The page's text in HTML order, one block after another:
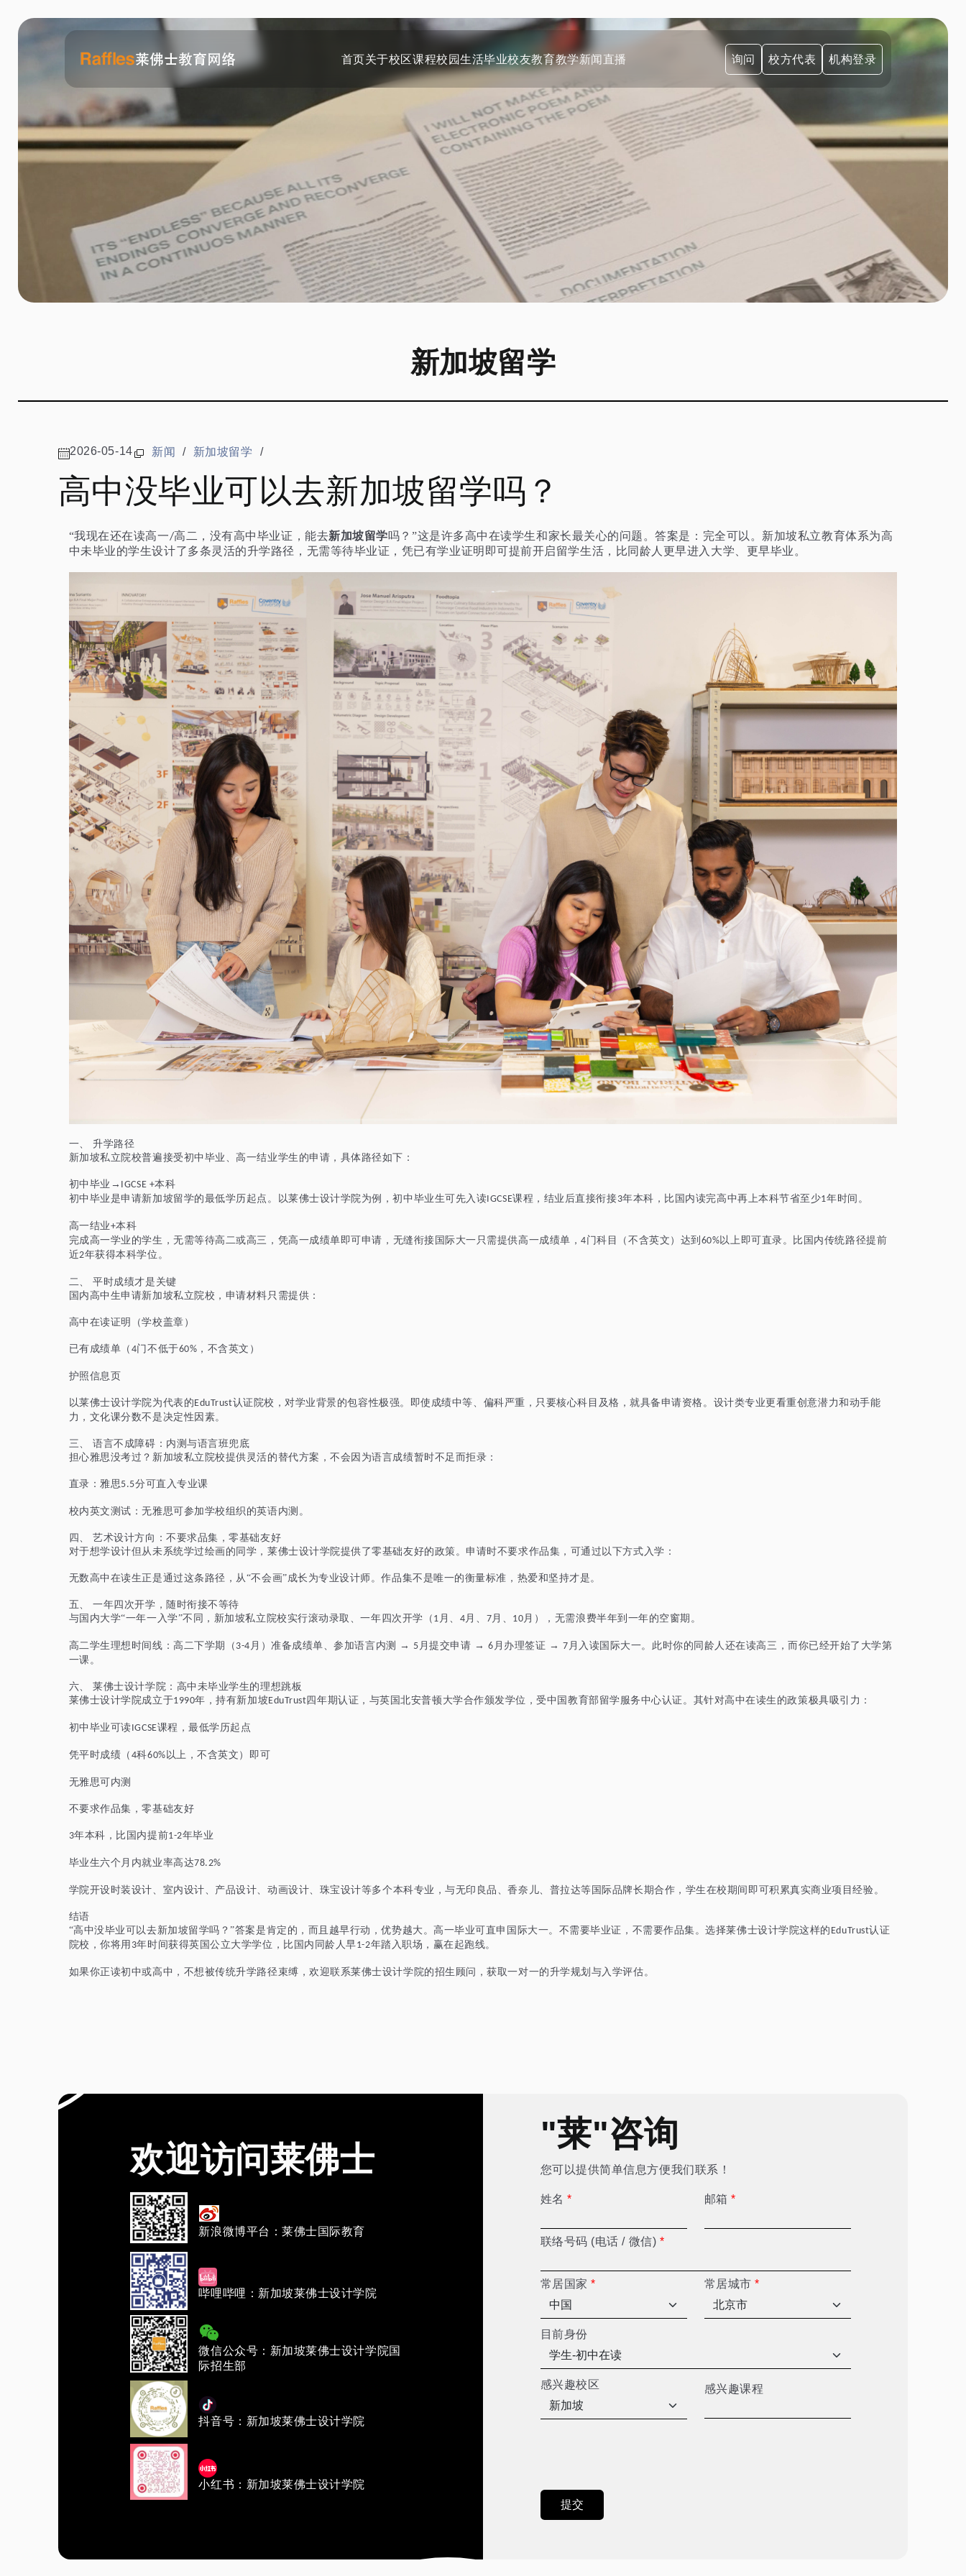
首页关于校区课程校园生活毕业校友教育教学新闻直播 询问 校方代表 机构登录
新加坡留学
2026-05-14 新闻 / 新加坡留学 /
高中没毕业可以去新加坡留学吗？
“我现在还在读高一/高二，没有高中毕业证，能去新加坡留学吗？”这是许多高中在读学生和家长最关心的问题。答案是：完全可以。新加坡私立教育体系为高
中未毕业的学生设计了多条灵活的升学路径，无需等待毕业证，凭已有学业证明即可提前开启留学生活，比同龄人更早进入大学、更早毕业。
一、
升学路径
新加坡私立院校普遍接受初中毕业、高一结业学生的申请，具体路径如下：
初中毕业 → IGCSE +本科
初中毕业是申请新加坡留学的最低学历起点。以莱佛士设计学院为例，初中毕业生可先入读IGCSE课程，结业后直接衔接3年本科，比国内读完高中再上本科节省至少1年时间。
高一结业+本科
完成高一学业的学生，无需等待高二或高三，凭高一成绩单即可申请 ， 无缝衔接国际大一只需提供高一成绩单，4门科目（不含英文）达到 60%以上即可直录。比国内传统路径提前
近2年获得本科学位。
二、
平时成绩才是关键
国内高中生申请新加坡私立院校，申请材料只需提供：
高中在读证明（学校盖章）
已有成绩单（ 4门 不低于60% ， 不含英文 ）
护照信息页
以莱佛士设计学院为代表的EduTrust认证院校，对学业背景的包容性极强。即使成绩中等、偏科严重，只要核心科目及格，就具备申请资格。设计类专业更看重创意潜力和动手能
力，文化课分数不是决定性因素。
三、
语言不成障碍：内测与语言班兜底
担心雅思没考过？新加坡私立院校提供灵活的替代方案，不会因为语言成绩暂时不足而拒录：
直录：雅思5.5分可直入专业课
校内英文测试：无雅思可参加学校组织的英语内测。
四、 艺术设计方向：不要求品集，零基础友好
对于想学设计但从未系统学过绘画的同学，莱佛士设计学院提供了零基础友好的政策。申请时不要求作品集，可通过以下方式入学：
无数高中在读生正是通过这条路径，从“不会画”成长为专业设计师。作品集不是唯一的衡量标准，热爱和坚持才是。
五、
一年四次开学，随时衔接不等待
与国内大学“一年一入学”不同，新加坡私立院校实行滚动录取、一年四次开学（ 1 月、 4月、 7月、 10月） ， 无需浪费半年到一年的空窗期。
高二学生理想时间线：高二下学期（ 3-4 月）准备成绩单、参加语言内测 → 5 月提交申请 →6 月办理签证 →7 月入读国际大一。此时你的同龄人还在读高三 ，而你已经开始了大学第
一课。
六、
莱佛士设计学院：高中未毕业学生的理想跳板
莱佛士设计学院成立于1990年，持有新加坡EduTrust四年期认证，与英国北安普顿大学合作颁发学位，受中国教育部留学服务中心认证。其针对高中在读生的政策极具吸引力：
初中毕业可读IGCSE课程 ，最低学历起点
凭平时成绩（ 4科60% 以上 ，不含英文 ）即可
无雅思可内测
不要求作品集，零基础友好
3年本科，比国内提前1-2年毕业
毕业生六个月内就业率高达78.2%
学院开设时装设计、室内设计、产品设计、动画设计、珠宝设计等多个本科专业，与无印良品、香奈儿、普拉达等国际品牌长期合作，学生在校期间即可积累真实商业项目经验。
结语
“高中没毕业可以去新加坡留学吗？”答案是肯定的，而且越早行动，优势越大。高一毕业可直申国际大一。不需要毕业证，不需要作品集。选择莱佛士设计学院这样的 EduTrust认证
院校，你将用 3年时间获得英国公立大学学位，比国内同龄人早1-2年踏入职场，赢在起跑线。
如果你正读初中或高中，不想被传统升学路径束缚，欢迎联系莱佛士设计学院的招生顾问，获取一对一的升学规划与入学评估。
欢迎访问莱佛士
新浪微博平台：莱佛士国际教育
哔哩哔哩：新加坡莱佛士设计学院
微信公众号：新加坡莱佛士设计学院国
际招生部
抖音号：新加坡莱佛士设计学院
小红书：新加坡莱佛士设计学院
"莱"咨询
您可以提供简单信息方便我们联系！
姓名* 邮箱*
联络号码 (电话 / 微信) *
常居国家* 常居城市*
目前身份
感兴趣校区 感兴趣课程